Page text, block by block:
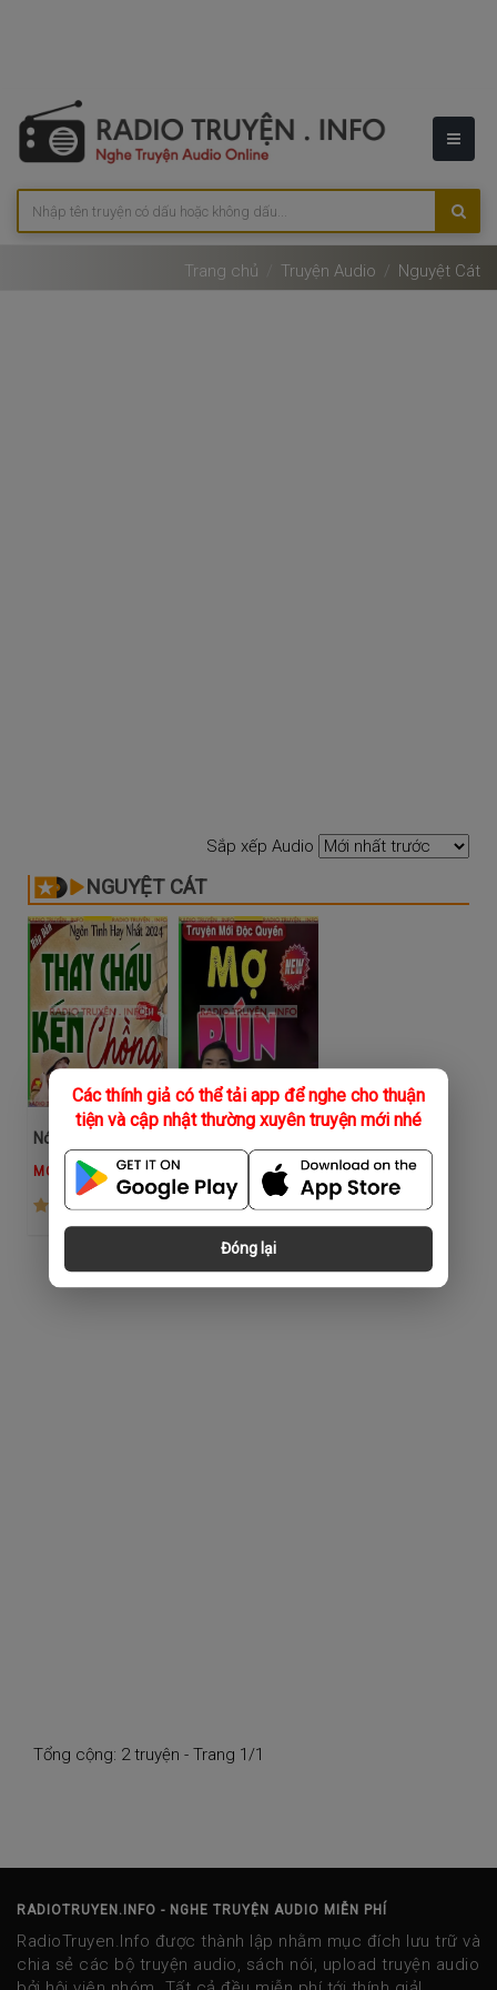
Các thính giả có thể tải app để nghe cho thuận
tiện và cập nhật thường xuyên truyện mới nhé
Đóng lại
Trang chủ Truyện Audio Nguyệt Cát
Sắp xếp Audio
NGUYỆT CÁT
Nói Lời Yêu Anh
MC Kim Thanh MC Kim Thanh
Tổng cộng: 2 truyện - Trang 1/1
RADIOTRUYEN.INFO - NGHE TRUYỆN AUDIO MIỄN PHÍ
RadioTruyen.Info được thành lập nhằm mục đích lưu trữ và
chia sẻ các bộ truyện audio, sách nói, upload truyện audio